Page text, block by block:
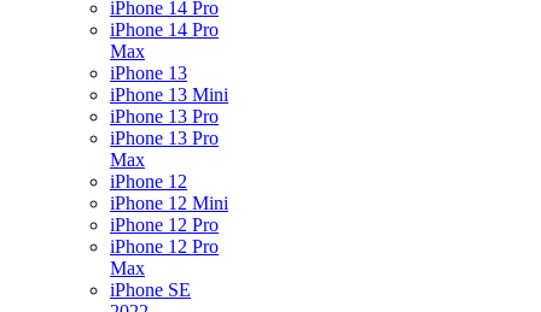
iPhone 14 Pro
iPhone 14 Pro
Max
iPhone 13
iPhone 13 Mini
iPhone 13 Pro
iPhone 13 Pro
Max
iPhone 12
iPhone 12 Mini
iPhone 12 Pro
iPhone 12 Pro
Max
iPhone SE